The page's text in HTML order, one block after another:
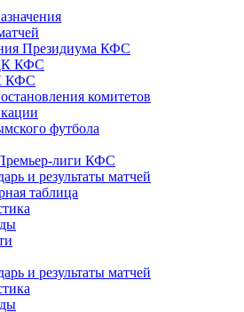
Президиума КФС
КФС
КФС
комитетов
футбола
лиги КФС
и результаты матчей
таблица
и результаты матчей